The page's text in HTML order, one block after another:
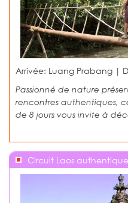
Arrivée: Luang Prabang |
Passionné de nature
rencontres authentiques,
de 8 jours vous invite à
Circuit Laos